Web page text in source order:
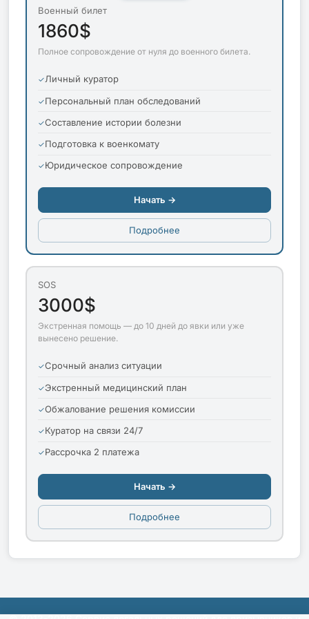
Военный билет
1860$
Полное сопровождение от нуля до военного билета.
Личный куратор
Персональный план обследований
Составление истории болезни
Подготовка к военкомату
Юридическое сопровождение
Начать →
Подробнее
SOS
3000$
Экстренная помощь — до 10 дней до явки или уже
вынесено решение.
Срочный анализ ситуации
Экстренный медицинский план
Обжалование решения комиссии
Куратор на связи 24/7
Рассрочка 2 платежа
Начать →
Подробнее